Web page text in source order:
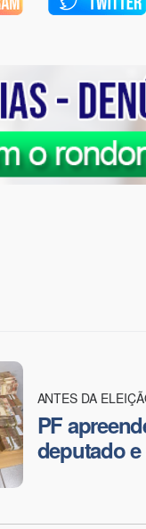
ANTES DA
PF
deputado